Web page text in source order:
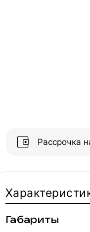
Рассрочка
Габариты